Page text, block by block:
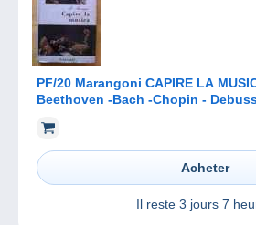
PF/20 Marangoni CAPIRE LA
Beethoven -Bach -Chopin -
Acheter
Il reste 3 jours 7